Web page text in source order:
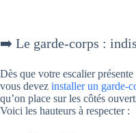
➡️ Le garde-corps :
Dès que votre escalier
vous devez installer un garde-
qu’on place sur les côtés
Voici les hauteurs à respecter :